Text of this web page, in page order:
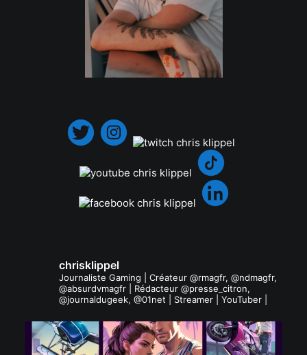
chrisklippel
Journaliste Gaming | Créateur @rmagfr, @ndmagfr,
@absurdvmagfr | Rédacteur @presse_citron,
@journaldugeek, @01net | Streamer | YouTuber |